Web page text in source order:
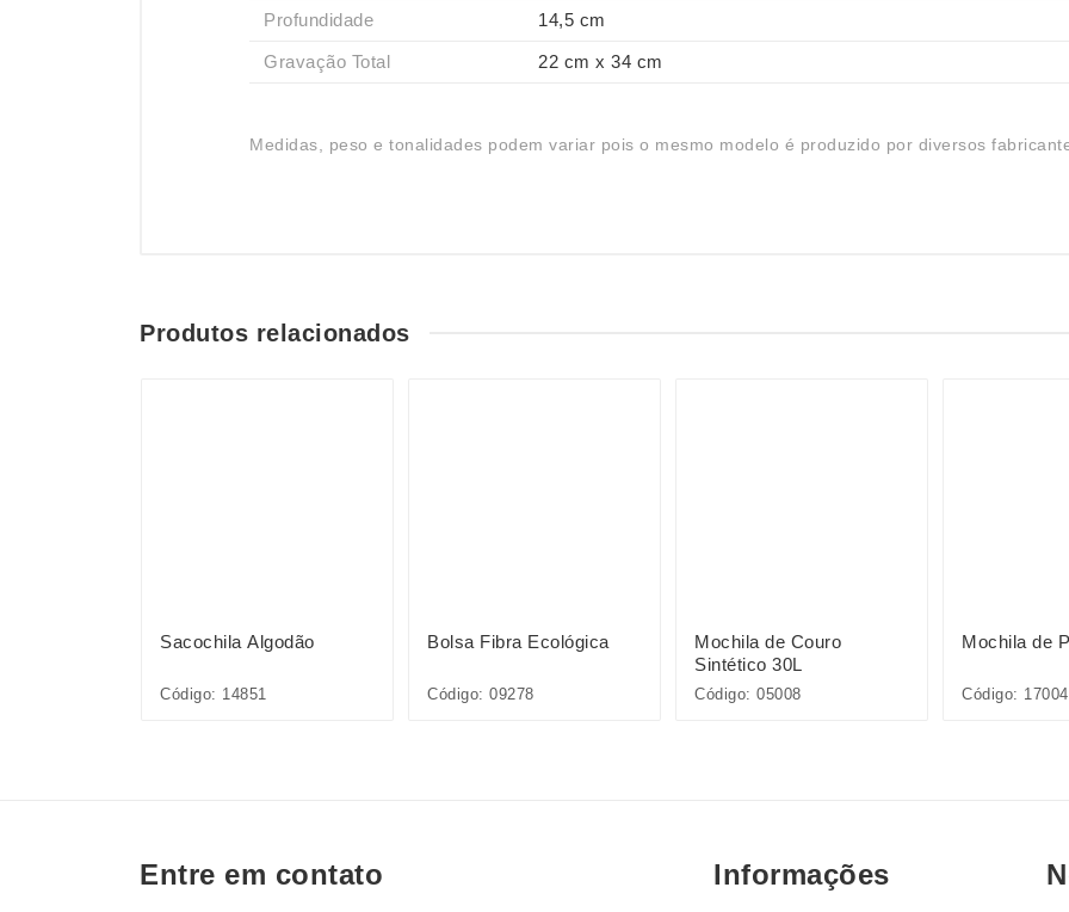
Profundidade 14,5 cm
Gravação Total 22 cm x 34 cm
Medidas, peso e tonalidades podem variar pois o mesmo modelo é produzido por diversos
Produtos relacionados
Sacochila Algodão
Código: 14851
Bolsa Fibra Ecológica
Código: 09278
Mochila de Couro
Sintético 30L
Código: 05008
Mochila de
Código: 17004
Entre em contato Informações